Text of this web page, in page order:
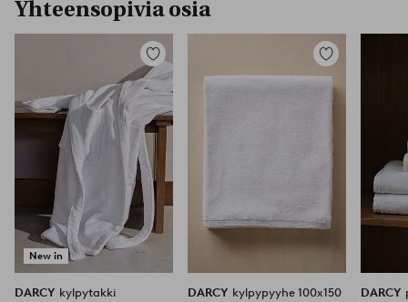
Yhteensopivia osia
New in
Lisää
suosikkeihin
DARCY kylpytakki
Lisää
suosikkeihin
DARCY kylpypyyhe 100x150
DARCY